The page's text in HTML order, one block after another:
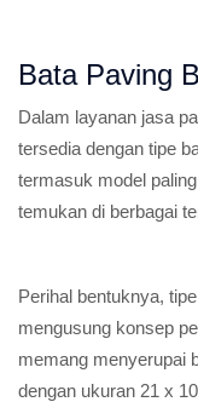
Bata Paving
Dalam layanan jasa
tersedia dengan tipe
termasuk model
temukan di berbagai
Perihal bentuknya,
mengusung konsep
memang menyerupai
dengan ukuran 21 x